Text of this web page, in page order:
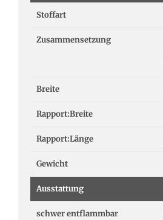
Stoffart
Zusammensetzung
Breite
Rapport:Breite
Rapport:Länge
Gewicht
Ausstattung
schwer entflammbar